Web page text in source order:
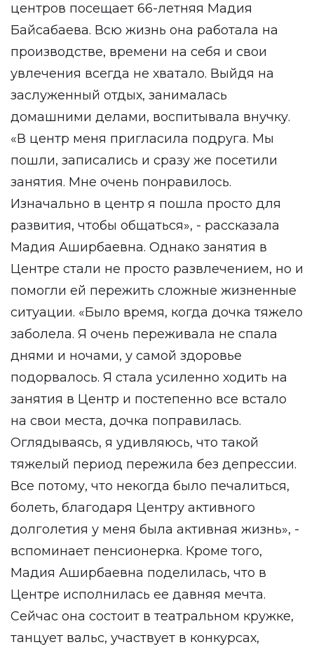
центров посещает 66-летняя Мадия
Байсабаева. Всю жизнь она работала на
производстве, времени на себя и свои
увлечения всегда не хватало. Выйдя на
заслуженный отдых, занималась
домашними делами, воспитывала внучку.
«В центр меня пригласила подруга. Мы
пошли, записались и сразу же посетили
занятия. Мне очень понравилось.
Изначально в центр я пошла просто для
развития, чтобы общаться», - рассказала
Мадия Аширбаевна. Однако занятия в
Центре стали не просто развлечением, но и
помогли ей пережить сложные жизненные
ситуации. «Было время, когда дочка тяжело
заболела. Я очень переживала не спала
днями и ночами, у самой здоровье
подорвалось. Я стала усиленно ходить на
занятия в Центр и постепенно все встало
на свои места, дочка поправилась.
Оглядываясь, я удивляюсь, что такой
тяжелый период пережила без депрессии.
Все потому, что некогда было печалиться,
болеть, благодаря Центру активного
долголетия у меня была активная жизнь», -
вспоминает пенсионерка. Кроме того,
Мадия Аширбаевна поделилась, что в
Центре исполнилась ее давняя мечта.
Сейчас она состоит в театральном кружке,
танцует вальс, участвует в конкурсах,